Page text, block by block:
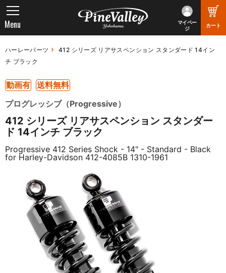
マイペー
ジ
カート
Menu
ハーレーパーツ
412 シリーズ リアサスペンション スタンダード 14イン
チ ブラック
動画有
送料無料
プログレッシブ（Progressive）
412 シリーズ リアサスペンション スタンダー
ド 14インチ ブラック
Progressive 412 Series Shock - 14" - Standard - Black
for Harley-Davidson 412-4085B 1310-1961